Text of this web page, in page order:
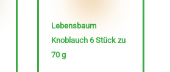
Lebensbaum
Knoblauch 6 Stück zu
70 g